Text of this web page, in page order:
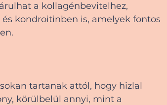
a kollagénbevitelhez,
kondroitinben is, amelyek fontos
tartanak attól, hogy hizlal
körülbelül annyi, mint a